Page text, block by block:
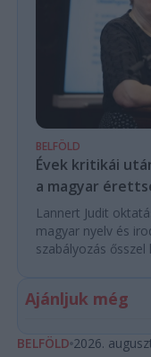
BELFÖLD
Évek kritikái
a magyar
Lannert Judit
magyar nyelv és
szabályozás
Ajánljuk még
BELFÖLD 2026.